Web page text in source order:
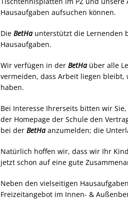
Hausaufgaben aufsuchen können.
Die BetHa unterstützt die Lernenden
Hausaufgaben.
Wir verfügen in der BetHa über alle
vermeiden, dass Arbeit liegen
haben.
Bei Interesse Ihrerseits bitten wir
der Homepage der Schule den
bei der BetHaanzumelden; die
Natürlich hoffen wir, dass wir Ihr
jetzt schon auf eine gute
Neben den vielseitigen
Freizeitangebot im Innen- &